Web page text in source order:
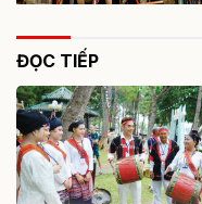
ĐỌC TIẾP